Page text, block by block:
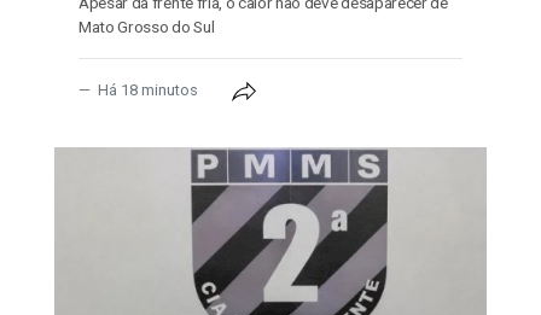
Mato Grosso do Sul
Há 18 minutos